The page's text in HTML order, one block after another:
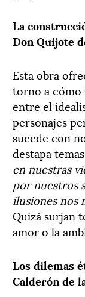
La
Don Quijote
Esta obra
torno a cómo
entre el
personajes
sucede con
destapa
en nuestras
por nuestros
ilusiones nos
Quizá surjan
amor o la
Los dilemas
Calderón de